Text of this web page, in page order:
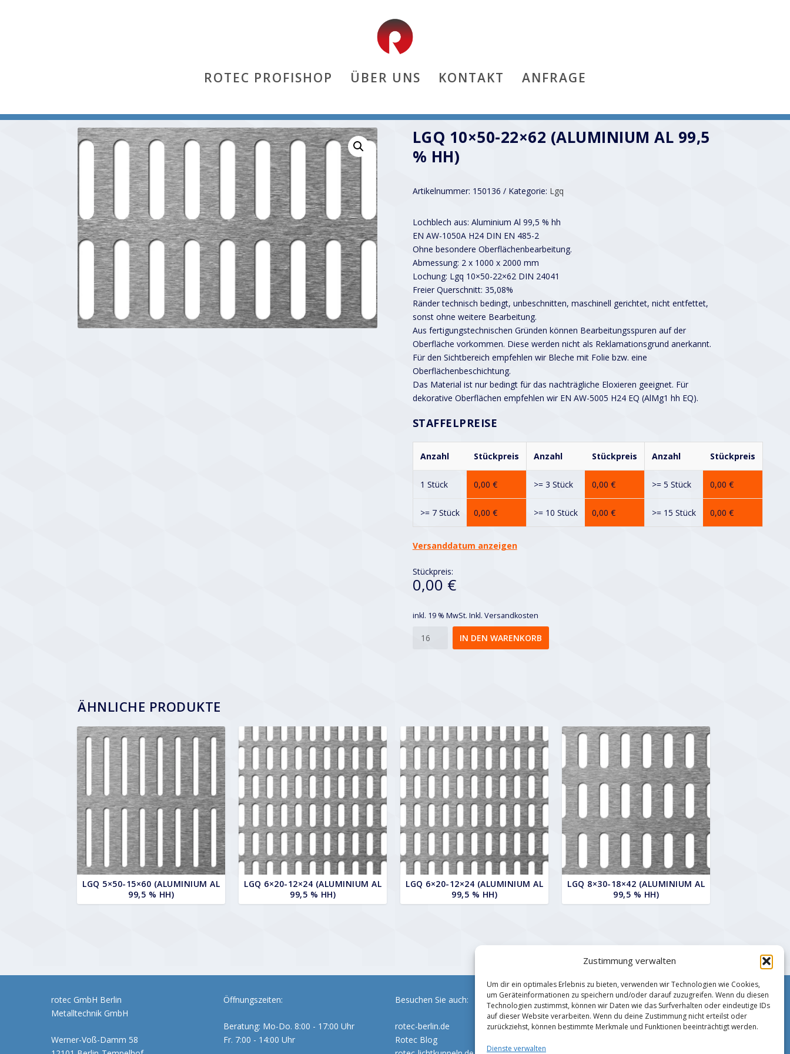
Zustimmung verwalten
Um dir ein optimales Erlebnis zu bieten, verwenden wir Technologien wie Cookies,
um Geräteinformationen zu speichern und/oder darauf zuzugreifen. Wenn du diesen
Technologien zustimmst, können wir Daten wie das Surfverhalten oder eindeutige IDs
auf dieser Website verarbeiten. Wenn du deine Zustimmung nicht erteilst oder
zurückziehst, können bestimmte Merkmale und Funktionen beeinträchtigt werden.
Dienste verwalten
ROTEC PROFISHOP ÜBER UNS KONTAKT ANFRAGE
Start/Lgq/ Lgq 10×50-22×62 (Aluminium Al 99,5 % hh)
LGQ 10×50-22×62 (ALUMINIUM AL 99,5
% HH)
Artikelnummer: 150136 Kategorie: Lgq
Lochblech aus: Aluminium Al 99,5 % hh
EN AW-1050A H24 DIN EN 485-2
Ohne besondere Oberflächenbearbeitung.
Abmessung: 2 x 1000 x 2000 mm
Lochung: Lgq 10×50-22×62 DIN 24041
Freier Querschnitt: 35,08%
Ränder technisch bedingt, unbeschnitten, maschinell gerichtet, nicht entfettet,
sonst ohne weitere Bearbeitung.
Aus fertigungstechnischen Gründen können Bearbeitungsspuren auf der
Oberfläche vorkommen. Diese werden nicht als Reklamationsgrund anerkannt.
Für den Sichtbereich empfehlen wir Bleche mit Folie bzw. eine
Oberflächenbeschichtung.
Das Material ist nur bedingt für das nachträgliche Eloxieren geeignet. Für
dekorative Oberflächen empfehlen wir EN AW-5005 H24 EQ (AlMg1 hh EQ).
STAFFELPREISE
Anzahl Stückpreis Anzahl Stückpreis Anzahl Stückpreis
1 Stück 0,00 € >= 3 Stück 0,00 € >= 5 Stück 0,00 €
>= 7 Stück 0,00 € >= 10 Stück 0,00 € >= 15 Stück 0,00 €
Versanddatum anzeigen
Stückpreis:
0,00 €
inkl. 19 % MwSt. Inkl. Versandkosten
Lgq
IN DEN WARENKORB
ÄHNLICHE PRODUKTE
LGQ 5×50-15×60 (ALUMINIUM AL
99,5 % HH)
LGQ 6×20-12×24 (ALUMINIUM AL
99,5 % HH)
LGQ 6×20-12×24 (ALUMINIUM AL
99,5 % HH)
LGQ 8×30-18×42 (ALUMINIUM AL
99,5 % HH)
rotec GmbH Berlin
Metalltechnik GmbH
Werner-Voß-Damm 58
Öffnungszeiten:
Beratung: Mo-Do. 8:00 - 17:00 Uhr
Fr. 7:00 - 14:00 Uhr
Besuchen Sie auch:
rotec-berlin.de
Rotec Blog
Impressum
Zahlungsmethoden
Datenschutz